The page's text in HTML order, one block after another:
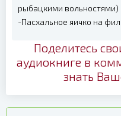
рыбацкими вольностями)
-Пасхальное яичко на
Поделитесь
аудиокниге в
знать